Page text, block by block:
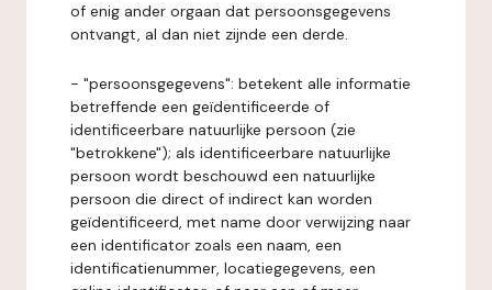
of enig ander orgaan dat persoonsgegevens
ontvangt, al dan niet zijnde een derde.
- "persoonsgegevens": betekent alle informatie
betreffende een geïdentificeerde of
identificeerbare natuurlijke persoon (zie
"betrokkene"); als identificeerbare natuurlijke
persoon wordt beschouwd een natuurlijke
persoon die direct of indirect kan worden
geïdentificeerd, met name door verwijzing naar
een identificator zoals een naam, een
identificatienummer, locatiegegevens, een